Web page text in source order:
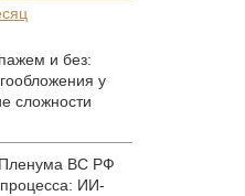
и без:
у
сложности
ВС РФ
процесса: ИИ-